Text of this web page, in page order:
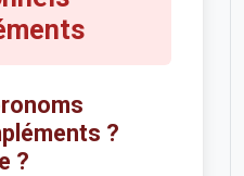
?
?